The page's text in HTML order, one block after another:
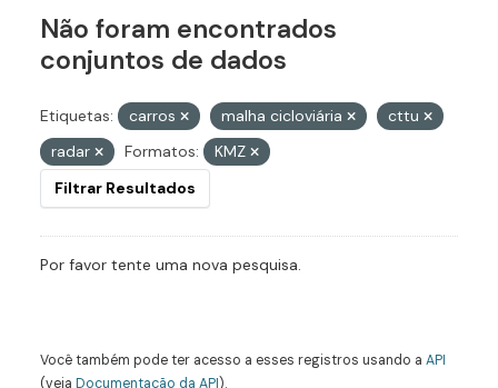
Não foram encontrados
conjuntos de dados
Etiquetas: carros malha cicloviária
cttu
radar
Formatos:
KMZ
Filtrar Resultados
Por favor tente uma nova pesquisa.
Você também pode ter acesso a esses registros usando a API
(veja Documentação da API).